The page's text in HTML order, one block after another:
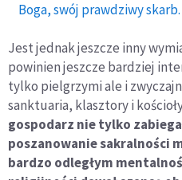
Boga, swój prawdziwy
Jest jednak jeszcze inny
powinien jeszcze bardziej
tylko pielgrzymi ale i
sanktuaria, klasztory i
gospodarz nie tylko
poszanowanie sakralności
bardzo odległym